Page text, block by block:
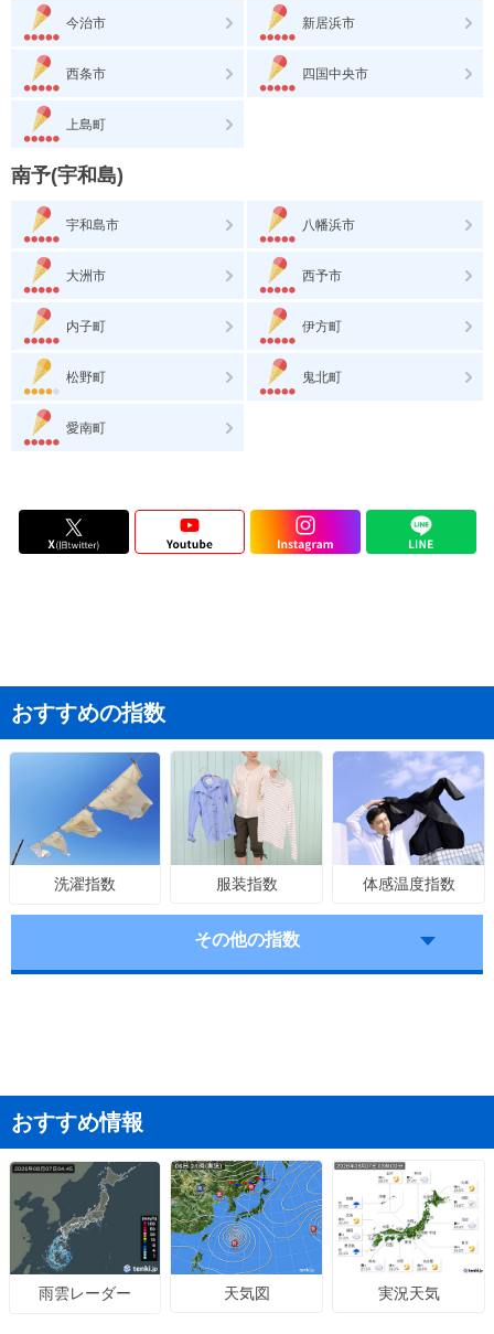
今治市 新居浜市
西条市 四国中央市
上島町
南予(宇和島)
宇和島市 八幡浜市
大洲市 西予市
内子町 伊方町
松野町 鬼北町
愛南町
おすすめの指数
洗濯指数 服装指数 体感温度指数
その他の指数
おすすめ情報
雨雲レーダー 天気図 実況天気